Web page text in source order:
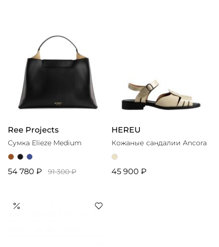
Ree Projects
Сумка Elieze Medium
54 780 ₽ 91 300 ₽
HEREU
Кожаные сандалии Ancora
45 900 ₽